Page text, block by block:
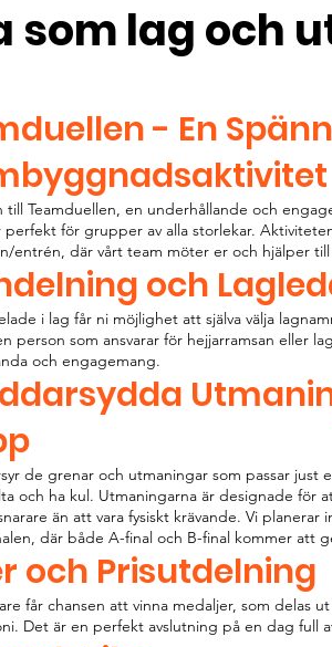
som lag och
- En
till Teamduellen, en underhållande och
perfekt för grupper av alla storlekar.
entrén, där vårt team möter er och hjälper
och
i lag får ni möjlighet att själva välja
person som ansvarar för hejjarramsan eller
och engagemang.
de grenar och utmaningar som passar just
och ha kul. Utmaningarna är designade för
än att vara fysiskt krävande. Vi planerar
där både A-final och B-final kommer att
och Prisutdelning
får chansen att vinna medaljer, som delas
Det är en perfekt avslutning på en dag full